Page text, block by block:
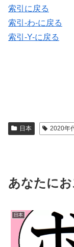
索引に戻る
索引-わ-に戻る
索引-Y-に戻る
日本 2020年
あなたに
日本